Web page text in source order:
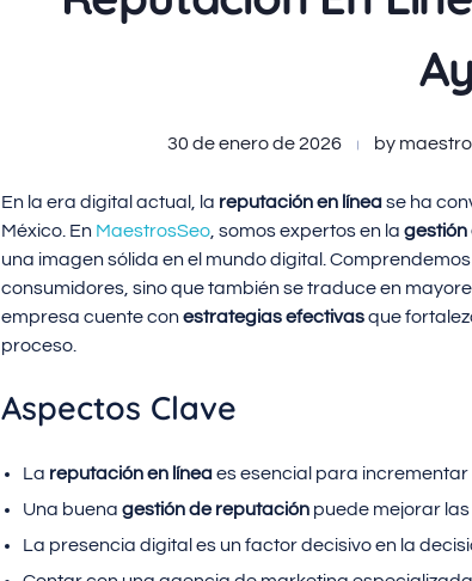
30 de enero de 2026 by
En la era digital actual, la reputación en línease ha
México. En MaestrosSeo , somos expertos en lagestión
una imagen sólida en el mundo digital.
consumidores, sino que también se traduce en
empresa cuente conestrategias efectivasque
proceso.
Aspectos Clave
La reputación en líneaes esencial para incrementar
Una buena gestión de reputaciónpuede mejorar
La presencia digital es un factor decisivo en la